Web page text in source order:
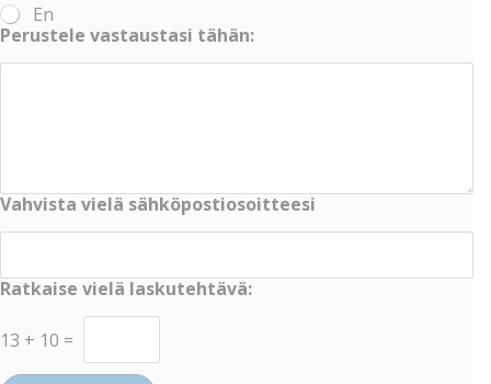
En
Perustele vastaustasi tähän:
Vahvista vielä sähköpostiosoitteesi
Ratkaise vielä laskutehtävä:
13 + 10 =